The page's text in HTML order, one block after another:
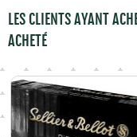
LES CLIENTS AYANT
ACHETÉ